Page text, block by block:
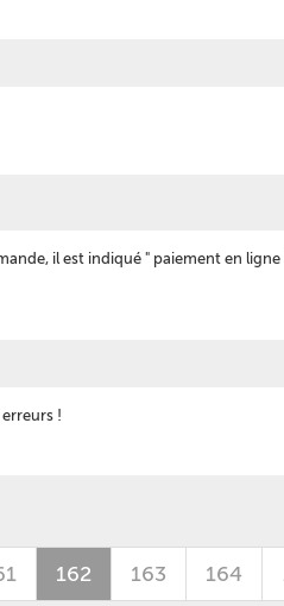
il est indiqué " paiement en
!
162 163 164